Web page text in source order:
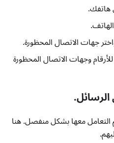
هاتفك.
جهات الاتصال المحظورة.
وجهات الاتصال المحظورة
التعامل معها بشكل منفصل. هنا